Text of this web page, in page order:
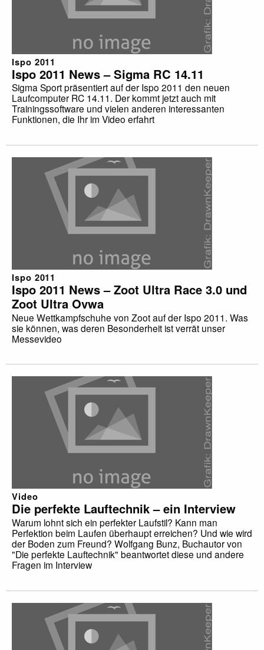
Ispo 2011
Ispo 2011 News – Sigma RC 14.11
Sigma Sport präsentiert auf der Ispo 2011 den neuen
Laufcomputer RC 14.11. Der kommt jetzt auch mit
Trainingssoftware und vielen anderen interessanten
Funktionen, die Ihr im Video erfahrt
Ispo 2011
Ispo 2011 News – Zoot Ultra Race 3.0 und
Zoot Ultra Ovwa
Neue Wettkampfschuhe von Zoot auf der Ispo 2011. Was
sie können, was deren Besonderheit ist verrät unser
Messevideo
Video
Die perfekte Lauftechnik – ein Interview
Warum lohnt sich ein perfekter Laufstil? Kann man
Perfektion beim Laufen überhaupt erreichen? Und wie wird
der Boden zum Freund? Wolfgang Bunz, Buchautor von
"Die perfekte Lauftechnik" beantwortet diese und andere
Fragen im Interview